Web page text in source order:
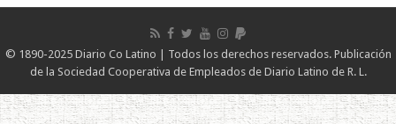
© 1890-2025 Diario Co Latino | Todos los derechos reservados. Publicación
de la Sociedad Cooperativa de Empleados de Diario Latino de R. L.